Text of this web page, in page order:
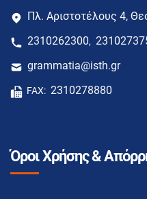
Πλ. Αριστοτέλους 4,
2310262300,
grammatia@isth.gr
FAX: 2310278880
Όροι Χρήσης &